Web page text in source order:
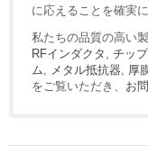
に応えることを確実
私たちの品質の高い
RFインダクタ , チッ
ム, メタル抵抗器, 厚
をご覧いただき、 お